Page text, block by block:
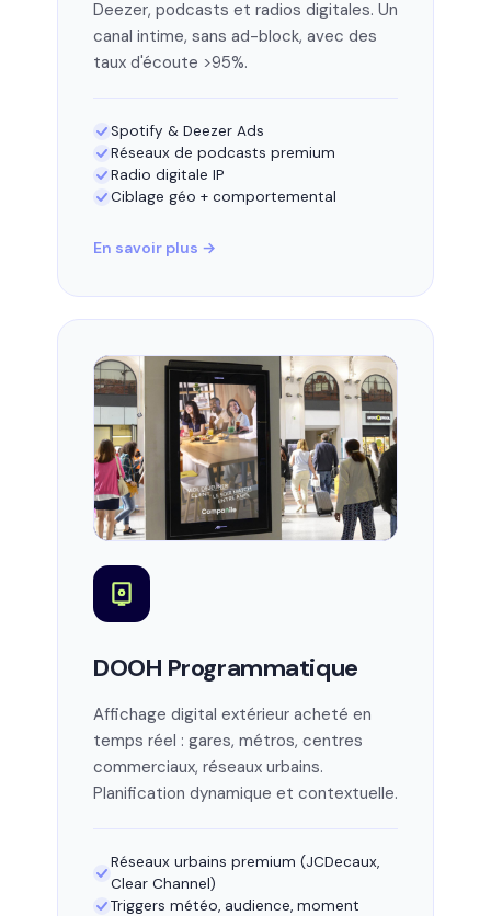
Deezer, podcasts et radios digitales. Un
canal intime, sans ad-block, avec des
taux d'écoute >95%.
Spotify & Deezer Ads
Réseaux de podcasts premium
Radio digitale IP
Ciblage géo + comportemental
En savoir plus →
DOOH Programmatique
Affichage digital extérieur acheté en
temps réel : gares, métros, centres
commerciaux, réseaux urbains.
Planification dynamique et contextuelle.
Réseaux urbains premium (JCDecaux,
Clear Channel)
Triggers météo, audience, moment